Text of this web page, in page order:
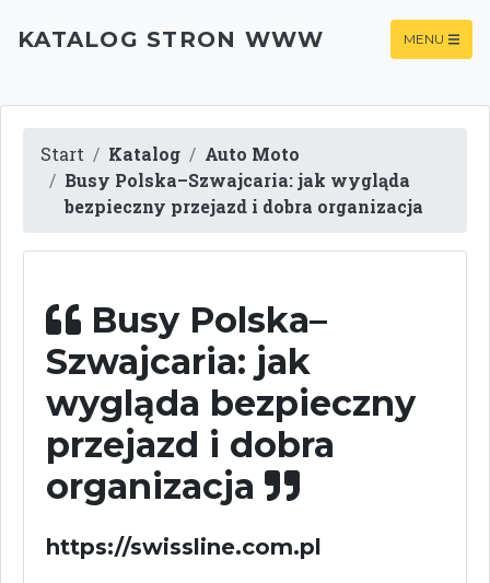
KATALOG STRON WWW MENU
Start Katalog
Auto Moto
Busy Polska–Szwajcaria: jak wygląda
bezpieczny przejazd i dobra organizacja
Busy Polska–
Szwajcaria: jak
wygląda bezpieczny
przejazd i dobra
organizacja
https://swissline.com.pl